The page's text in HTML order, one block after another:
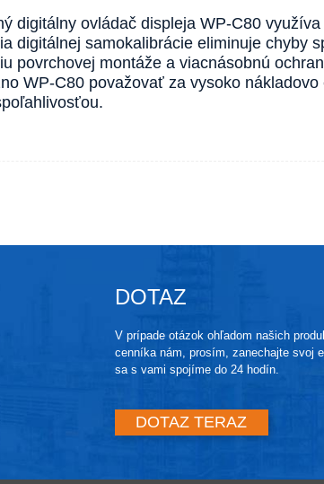
digitálny ovládač displeja WP-C80
digitálnej samokalibrácie eliminuje chyby
povrchovej montáže a viacnásobnú
WP-C80 považovať za vysoko
DOTAZ
V prípade otázok ohľadom našich
cenníka nám, prosím, zanechajte svoj
sa s vami spojíme do 24 hodín.
DOTAZ TERAZ